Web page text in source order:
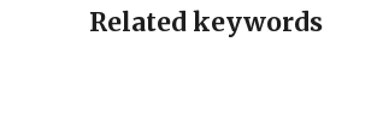
Related keywords